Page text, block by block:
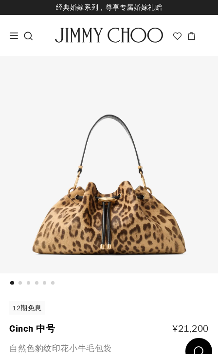
经典婚嫁系列，尊享专属婚嫁礼赠
12期免息
Cinch 中号 ¥21,200
自然色豹纹印花小牛毛包袋